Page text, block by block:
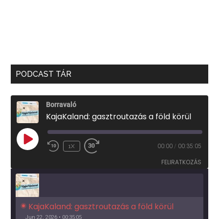
PODCAST TÁR
Borravaló
KajaKaland: gasztroutazás a föld körül
PLAY
EPISODE
1X 00:00 / 00:35:05
FELIRATKOZÁS
KajaKaland: gasztroutazás a föld körül
Jun 22, 2026 • 00:35:05